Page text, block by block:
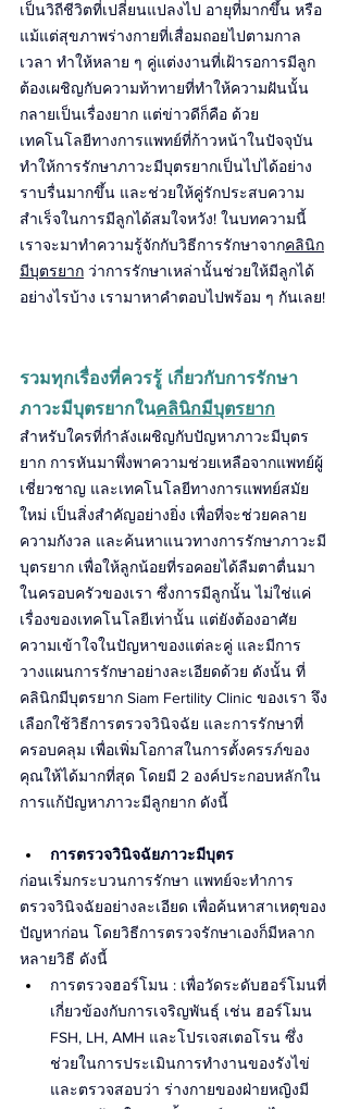
เป็นวิถีชีวิตที่เปลี่ยนแปลงไป อายุที่มากขึ้น หรือ
แม้แต่สุขภาพร่างกายที่เสื่อมถอยไปตามกาล
เวลา ทำให้หลาย ๆ คู่แต่งงานที่เฝ้ารอการมีลูก
ต้องเผชิญกับความท้าทายที่ทำให้ความฝันนั้น
กลายเป็นเรื่องยาก แต่ข่าวดีก็คือ ด้วย
เทคโนโลยีทางการแพทย์ที่ก้าวหน้าในปัจจุบัน
ทำให้การรักษาภาวะมีบุตรยากเป็นไปได้อย่าง
ราบรื่นมากขึ้น และช่วยให้คู่รักประสบความ
สำเร็จในการมีลูกได้สมใจหวัง! ในบทความนี้
เราจะมาทำความรู้จักกับวิธีการรักษาจากคลินิก
มีบุตรยาก ว่าการรักษาเหล่านั้นช่วยให้มีลูกได้
อย่างไรบ้าง เรามาหาคำตอบไปพร้อม ๆ กันเลย!
รวมทุกเรื่องที่ควรรู้ เกี่ยวกับการรักษา
ภาวะมีบุตรยากในคลินิกมีบุตรยาก
สำหรับใครที่กำลังเผชิญกับปัญหาภาวะมีบุตร
ยาก การหันมาพึ่งพาความช่วยเหลือจากแพทย์ผู้
เชี่ยวชาญ และเทคโนโลยีทางการแพทย์สมัย
ใหม่ เป็นสิ่งสำคัญอย่างยิ่ง เพื่อที่จะช่วยคลาย
ความกังวล และค้นหาแนวทางการรักษาภาวะมี
บุตรยาก เพื่อให้ลูกน้อยที่รอคอยได้ลืมตาตื่นมา
ในครอบครัวของเรา ซึ่งการมีลูกนั้น ไม่ใช่แค่
เรื่องของเทคโนโลยีเท่านั้น แต่ยังต้องอาศัย
ความเข้าใจในปัญหาของแต่ละคู่ และมีการ
วางแผนการรักษาอย่างละเอียดด้วย ดังนั้น ที่
คลินิกมีบุตรยาก Siam Fertility Clinic ของเรา จึง
เลือกใช้วิธีการตรวจวินิจฉัย และการรักษาที่
ครอบคลุม เพื่อเพิ่มโอกาสในการตั้งครรภ์ของ
คุณให้ได้มากที่สุด โดยมี 2 องค์ประกอบหลักใน
การแก้ปัญหาภาวะมีลูกยาก ดังนี้
การตรวจวินิจฉัยภาวะมีบุตร
ก่อนเริ่มกระบวนการรักษา แพทย์จะทำการ
ตรวจวินิจฉัยอย่างละเอียด เพื่อค้นหาสาเหตุของ
ปัญหาก่อน โดยวิธีการตรวจรักษาเองก็มีหลาก
หลายวิธี ดังนี้
การตรวจฮอร์โมน : เพื่อวัดระดับฮอร์โมนที่
เกี่ยวข้องกับการเจริญพันธุ์ เช่น ฮอร์โมน
FSH, LH, AMH และโปรเจสเตอโรน ซึ่ง
ช่วยในการประเมินการทำงานของรังไข่
และตรวจสอบว่า ร่างกายของฝ่ายหญิงมี